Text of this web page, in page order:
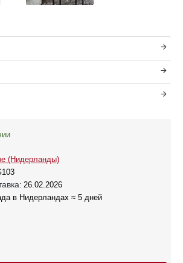
(Нидерланды)
26.02.2026
в Нидерландах ≈ 5 дней